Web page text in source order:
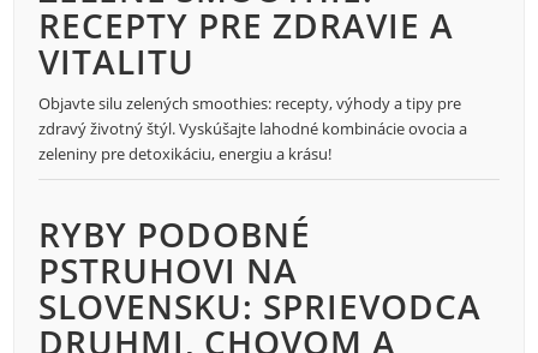
RECEPTY PRE ZDRAVIE A
VITALITU
Objavte silu zelených smoothies: recepty, výhody a tipy pre
zdravý životný štýl. Vyskúšajte lahodné kombinácie ovocia a
zeleniny pre detoxikáciu, energiu a krásu!
RYBY PODOBNÉ
PSTRUHOVI NA
SLOVENSKU: SPRIEVODCA
DRUHMI, CHOVOM A